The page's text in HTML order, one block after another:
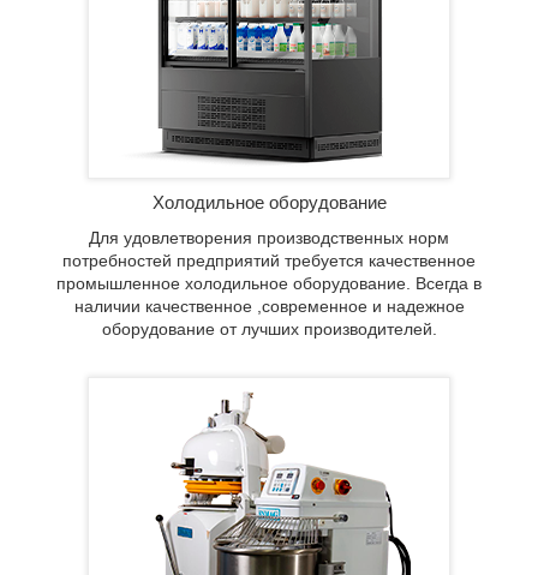
Холодильное оборудование
Для удовлетворения производственных норм
потребностей предприятий требуется качественное
промышленное холодильное оборудование. Всегда в
наличии качественное ,современное и надежное
оборудование от лучших производителей.